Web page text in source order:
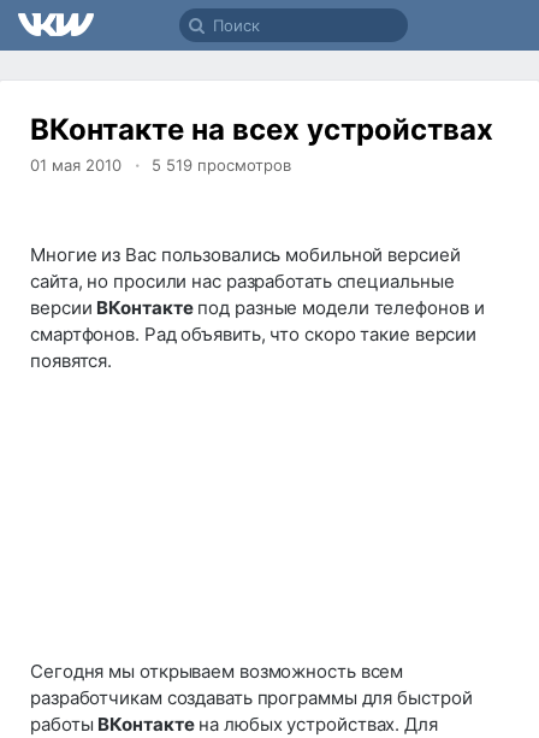
ВКонтакте на всех устройствах
01 мая 2010 5 519 просмотров
Многие из Вас пользовались мобильной версией
сайта, но просили нас разработать специальные
версии ВКонтактепод разные модели телефонов и
смартфонов. Рад объявить, что скоро такие версии
появятся.
Сегодня мы открываем возможность всем
разработчикам создавать программы для быстрой
работы ВКонтактена любых устройствах. Для